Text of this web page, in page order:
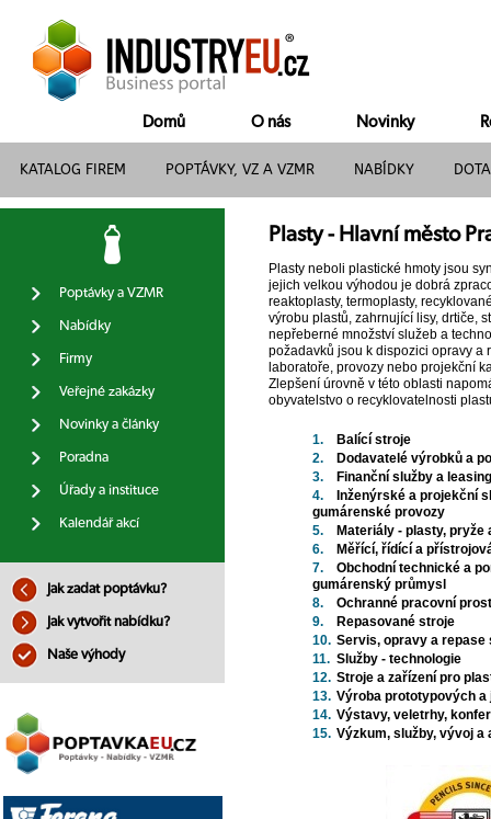
Domů O nás Novinky
KATALOG FIREM POPTÁVKY, VZ A VZMR NABÍDKY
Poptávky a VZMR
Nabídky
Firmy
Veřejné zakázky
Novinky a články
Poradna
Úřady a instituce
Kalendář akcí
Jak zadat poptávku?
Jak vytvořit nabídku?
Naše výhody
Plasty - Hlavní město
Plasty neboli plastické hmoty jsou
jejich velkou výhodou je dobrá
reaktoplasty, termoplasty,
výrobu plastů, zahrnující lisy, drtiče,
nepřeberné množství služeb a
požadavků jsou k dispozici opravy a
laboratoře, provozy nebo projekční
Zlepšení úrovně v této oblasti
obyvatelstvo o recyklovatelnosti
1.
Balící stroje
2.
Dodavatelé výrobků a
3.
Finanční služby a leasing
4.
Inženýrské a projekční
gumárenské provozy
5.
Materiály - plasty, pryže
6.
Měřící, řídící a
7.
Obchodní technické a
gumárenský průmysl
8.
Ochranné pracovní
9.
Repasované stroje
10. Servis, opravy a
11. Služby - technologie
12. Stroje a zařízení pro
13. Výroba prototypových
14. Výstavy, veletrhy,
15. Výzkum, služby, vývoj a